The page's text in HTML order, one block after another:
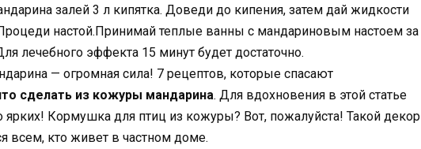
залей 3 л кипятка. Доведи до кипения, затем дай жидкости
Процеди настой.Принимай теплые ванны с мандариновым настоем за
лечебного эффекта 15 минут будет достаточно.
сделать из кожуры мандарина. Для вдохновения в этой статье
ярких! Кормушка для птиц из кожуры? Вот, пожалуйста! Такой декор
всем, кто живет в частном доме.